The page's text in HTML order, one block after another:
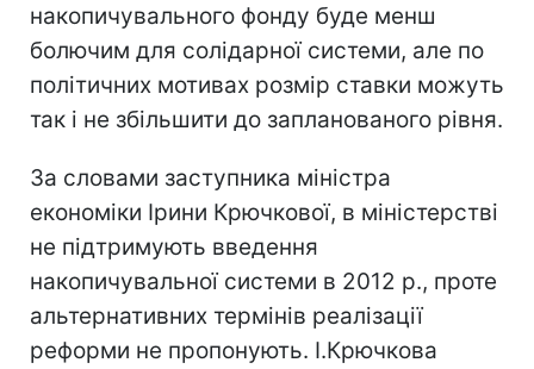
накопичувального фонду буде менш
болючим для солідарної системи, але по
політичних мотивах розмір ставки можуть
так і не збільшити до запланованого рівня.
За словами заступника міністра
економіки Ірини Крючкової, в міністерстві
не підтримують введення
накопичувальної системи в 2012 р., проте
альтернативних термінів реалізації
реформи не пропонують. І.Крючкова